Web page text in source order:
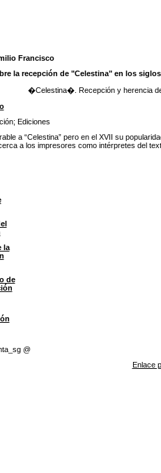
Francisco
la recepción de "Celestina" en los siglos
�Celestina�. Recepción y herencia
; Ediciones
a “Celestina” pero en el XVII su
a los impresores como intérpretes del
la
de
@
Enlace